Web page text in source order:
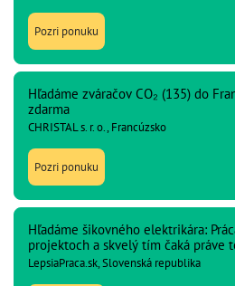
Pozri ponuku
Hľadáme zváračov CO₂ (135) do
zdarma
CHRISTAL s. r. o., Francúzsko
Pozri ponuku
Hľadáme šikovného elektrikára:
projektoch a skvelý tím čaká práve
LepsiaPraca.sk, Slovenská republika